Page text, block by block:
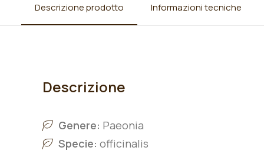
Descrizione prodotto Informazioni tecniche
Descrizione
Genere: Paeonia
Specie: officinalis